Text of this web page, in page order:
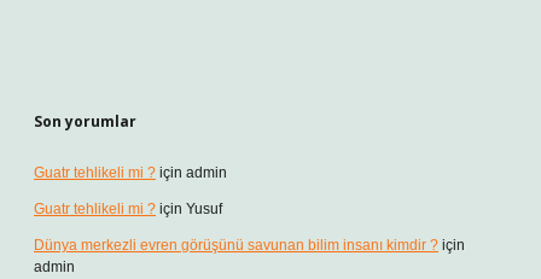
Son yorumlar
Guatr tehlikeli mi ? için admin
Guatr tehlikeli mi ? için Yusuf
Dünya merkezli evren görüşünü savunan bilim insanı kimdir ? için
admin